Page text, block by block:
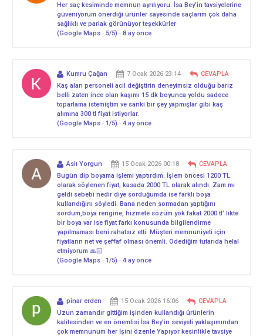
Her saç kesiminde memnun ayrılıyoru. İsa Bey’in tavsiyelerine
güveniyorum önerdiği ürünler sayesinde saçlarım çok daha
sağlıklı ve parlak görünüyor teşekkürler
(Google Maps · 5/5) · 8 ay önce
Kumru Çağan 7 Ocak 2026 23:14
CEVAPLA
Kaş alan personeli acil değiştirin deneyimsiz olduğu bariz
belli zaten ince olan kaşımı 15 dk boyunca yoldu sadece
toparlama istemiştim ve sanki bir şey yapmışlar gibi kaş
alımına 300 tl fiyat istiyorlar.
(Google Maps · 1/5) · 4 ay önce
Aslı Yorgun 15 Ocak 2026 00:18
CEVAPLA
Bugün dip boyama işlemi yaptırdım. İşlem öncesi 1200 TL
olarak söylenen fiyat, kasada 2000 TL olarak alındı. Zam mı
geldi sebebi nedir diye sorduğumda ise farklı boya
kullandığını söyledi. Bana neden sormadan yaptığını
sordum,boya rengine, hizmete sözüm yok fakat 2000 tl’ likte
bir boya var ise fiyat farkı konusunda bilgilendirme
yapılmaması beni rahatsız etti. Müşteri memnuniyeti için
fiyatların net ve şeffaf olması önemli. Ödediğim tutarıda helal
etmiyorum 🙏🏻
(Google Maps · 1/5) · 4 ay önce
pinar erden 15 Ocak 2026 16:06
CEVAPLA
Uzun zamandır gittiğim işinden kullandığı ürünlerin
kalitesinden ve en önemlisi İsa Bey’in seviyeli yaklaşımından
çok memnunum her İşini özenle Yapıyor kesinlikle tavsiye